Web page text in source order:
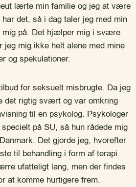
lærte min familie og jeg at være
det, så i dag taler jeg med min
mig på. Det hjælper mig i svære
jeg mig ikke helt alene med mine
og spekulationer.
for seksuelt misbrugte. Da jeg
det rigtig svært og var omkring
til en psykolog. Psykologer
på SU, så hun rådede mig
Det gjorde jeg, hvorefter
til behandling i form af terapi.
ufatteligt lang, men der findes
at komme hurtigere frem.